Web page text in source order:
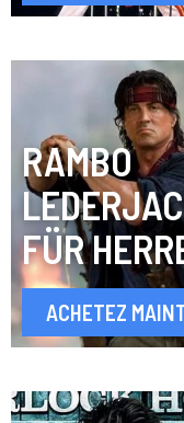
RAMBO
FÜR
ACHETEZ